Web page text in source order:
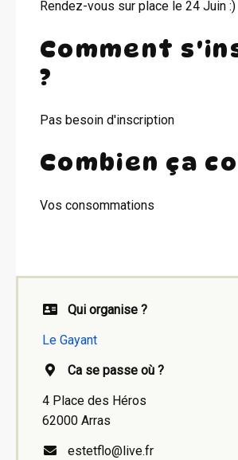
Rendez-vous sur place le 24 Juin :)
Comment
?
Pas besoin d'inscription
Combien ça
Vos consommations
Qui organise ?
Le Gayant
Ca se passe où ?
4 Place des Héros
62000 Arras
estetflo@live.fr